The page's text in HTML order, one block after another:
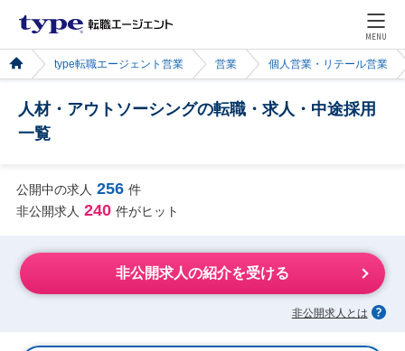
MENU
type転職エージェント営業 営業 個人営業・リテール営業
人材・アウトソーシングの転職・求人・中途採用
一覧
公開中の求人 256 件
非公開求人 240 件がヒット
非公開求人の紹介を受ける
非公開求人とは